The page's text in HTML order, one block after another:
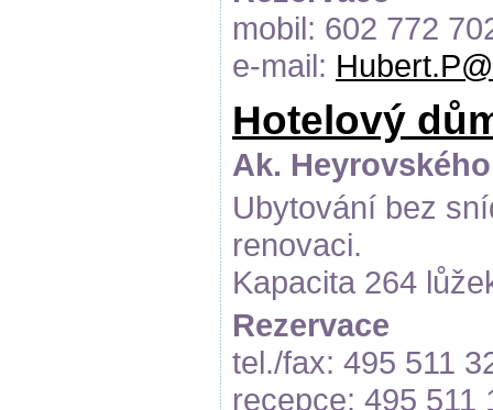
mobil: 602 772
e-mail:
Hotelový
Ak.
Ubytování bez
renovaci.
Kapacita 264
Rezervace
tel./fax: 495 511
recepce: 495 511